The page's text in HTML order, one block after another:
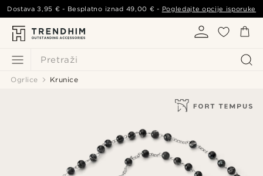
Pretraži
Dostava3,95 € - Besplatno iznad 49,00 € - Pogledajte opcije isporuke
Ogrlice Krunice